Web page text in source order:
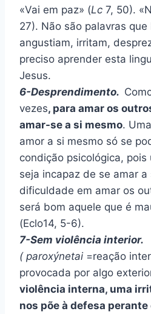
«Vai em paz» (Lc 7, 50).
27). Não são palavras que
angustiam, irritam,
preciso aprender esta
Jesus.
6-Desprendimento.
vezes, para amar os
amar-se a si mesmo.
amor a si mesmo só se
condição psicológica, pois
seja incapaz de se amar
dificuldade em amar os
será bom aquele que é
(Eclo14, 5-6).
7-Sem violência interior.
( paroxýnetai =reação
provocada por algo
violência interna, uma
nos põe à defesa